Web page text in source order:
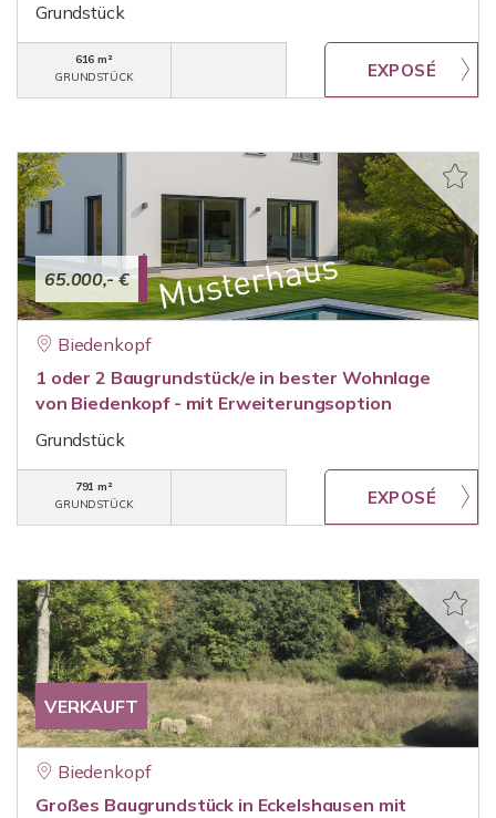
Grundstück
616 m²
GRUNDSTÜCK
65.000,- €
Biedenkopf
1 oder 2 Baugrundstück/e in bester Wohnlage
von Biedenkopf - mit Erweiterungsoption
Grundstück
791 m²
GRUNDSTÜCK
VERKAUFT
Biedenkopf
Großes Baugrundstück in Eckelshausen mit